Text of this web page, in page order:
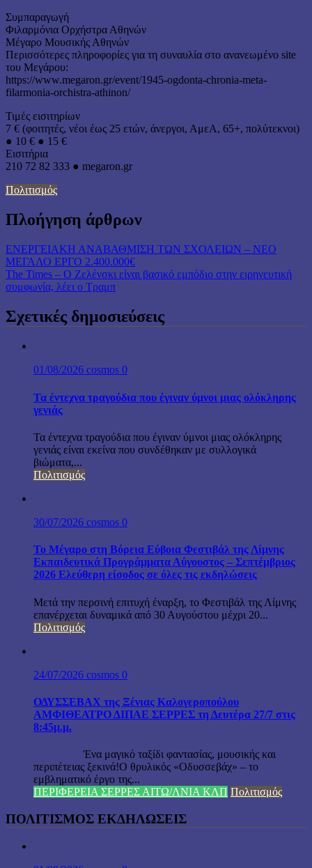
Συμπαραγωγή
Φιλαρμόνια Ορχήστρα Αθηνών
Μέγαρο Μουσικής Αθηνών
Περισσότερες πληροφορίες για τη συναυλία στο ανανεωμένο site
του Μεγάρου:
https://www.megaron.gr/event/1945-ogdonta-chronia-meta-
filarmonia-orchistra-athinon/
Τιμές εισιτηρίων
7 € (φοιτητές, νέοι έως 25 ετών, άνεργοι, ΑμεΑ, 65+, πολύτεκνοι)
● 10 € ● 15 €
Eισιτήρια
210 72 82 333 ● megaron.gr
Πολιτισμός
Πλοήγηση άρθρων
ΕΝΕΡΓΕΙΑΚΗ ΑΝΑΒΑΘΜΙΣΗ ΤΩΝ ΣΧΟΛΕΙΩΝ – ΝΕΟ
ΜΕΓΑΛΟ ΕΡΓΟ 2.400.000€
The Times – Ο Ζελένσκι είναι βασικό εμπόδιο στην ειρηνευτική
συμφωνία, λέει ο Τραμπ
Σχετικές δημοσιεύσεις
01/08/2026 cosmos 0
Τα έντεχνα τραγούδια που έγιναν ύμνοι μιας ολόκληρης
γενιάς
Τα έντεχνα τραγούδια που έγιναν ύμνοι μιας ολόκληρης
γενιάς είναι εκείνα που συνδέθηκαν με συλλογικά
βιώματα,...
Πολιτισμός
30/07/2026 cosmos 0
Το Μέγαρο στη Βόρεια Εύβοια Φεστιβάλ της Λίμνης
Εκπαιδευτικά Προγράμματα Αύγουστος – Σεπτέμβριος
2026 Ελεύθερη είσοδος σε όλες τις εκδηλώσεις
Μετά την περσινή επιτυχή έναρξη, το Φεστιβάλ της Λίμνης
επανέρχεται δυναμικά από 30 Αυγούστου μέχρι 20...
Πολιτισμός
24/07/2026 cosmos 0
ΟΔΥΣΣΕΒΑΧ της Ξένιας Καλογεροπούλου
ΑΜΦΙΘΕΑΤΡΟ ΔΙΠΑΕ ΣΕΡΡΕΣ τη Δευτέρα 27/7 στις
8:45μ.μ.
Ένα μαγικό ταξίδι φαντασίας, μουσικής και
περιπέτειας ξεκινά!Ο θρυλικός «Οδυσσεβάχ» – το
εμβληματικό έργο της...
ΠΕΡΙΦΕΡΕΙΑ ΣΕΡΡΕΣ ΑΙΤΩ/ΛΝΙΑ ΚΛΠ Πολιτισμός
ΠΟΛΙΤΙΣΜΟΣ ΕΚΔΗΛΩΣΕΙΣ